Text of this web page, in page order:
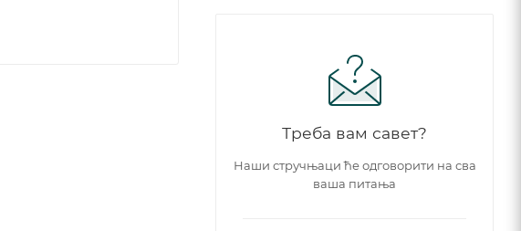
Треба вам савет?
Наши стручњаци ће одговорити на сва
ваша питања